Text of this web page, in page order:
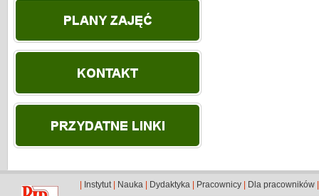
Instytut| Nauka Dydaktyka Pracownicy Dla pracowników